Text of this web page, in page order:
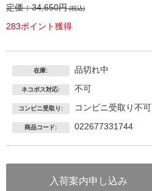
定価：34,650円(税込)
283ポイント獲得
在庫: 品切れ中
ネコポス対応: 不可
コンビニ受取り: コンビニ受取り不可
商品コード: 022677331744
入荷案内申し込み